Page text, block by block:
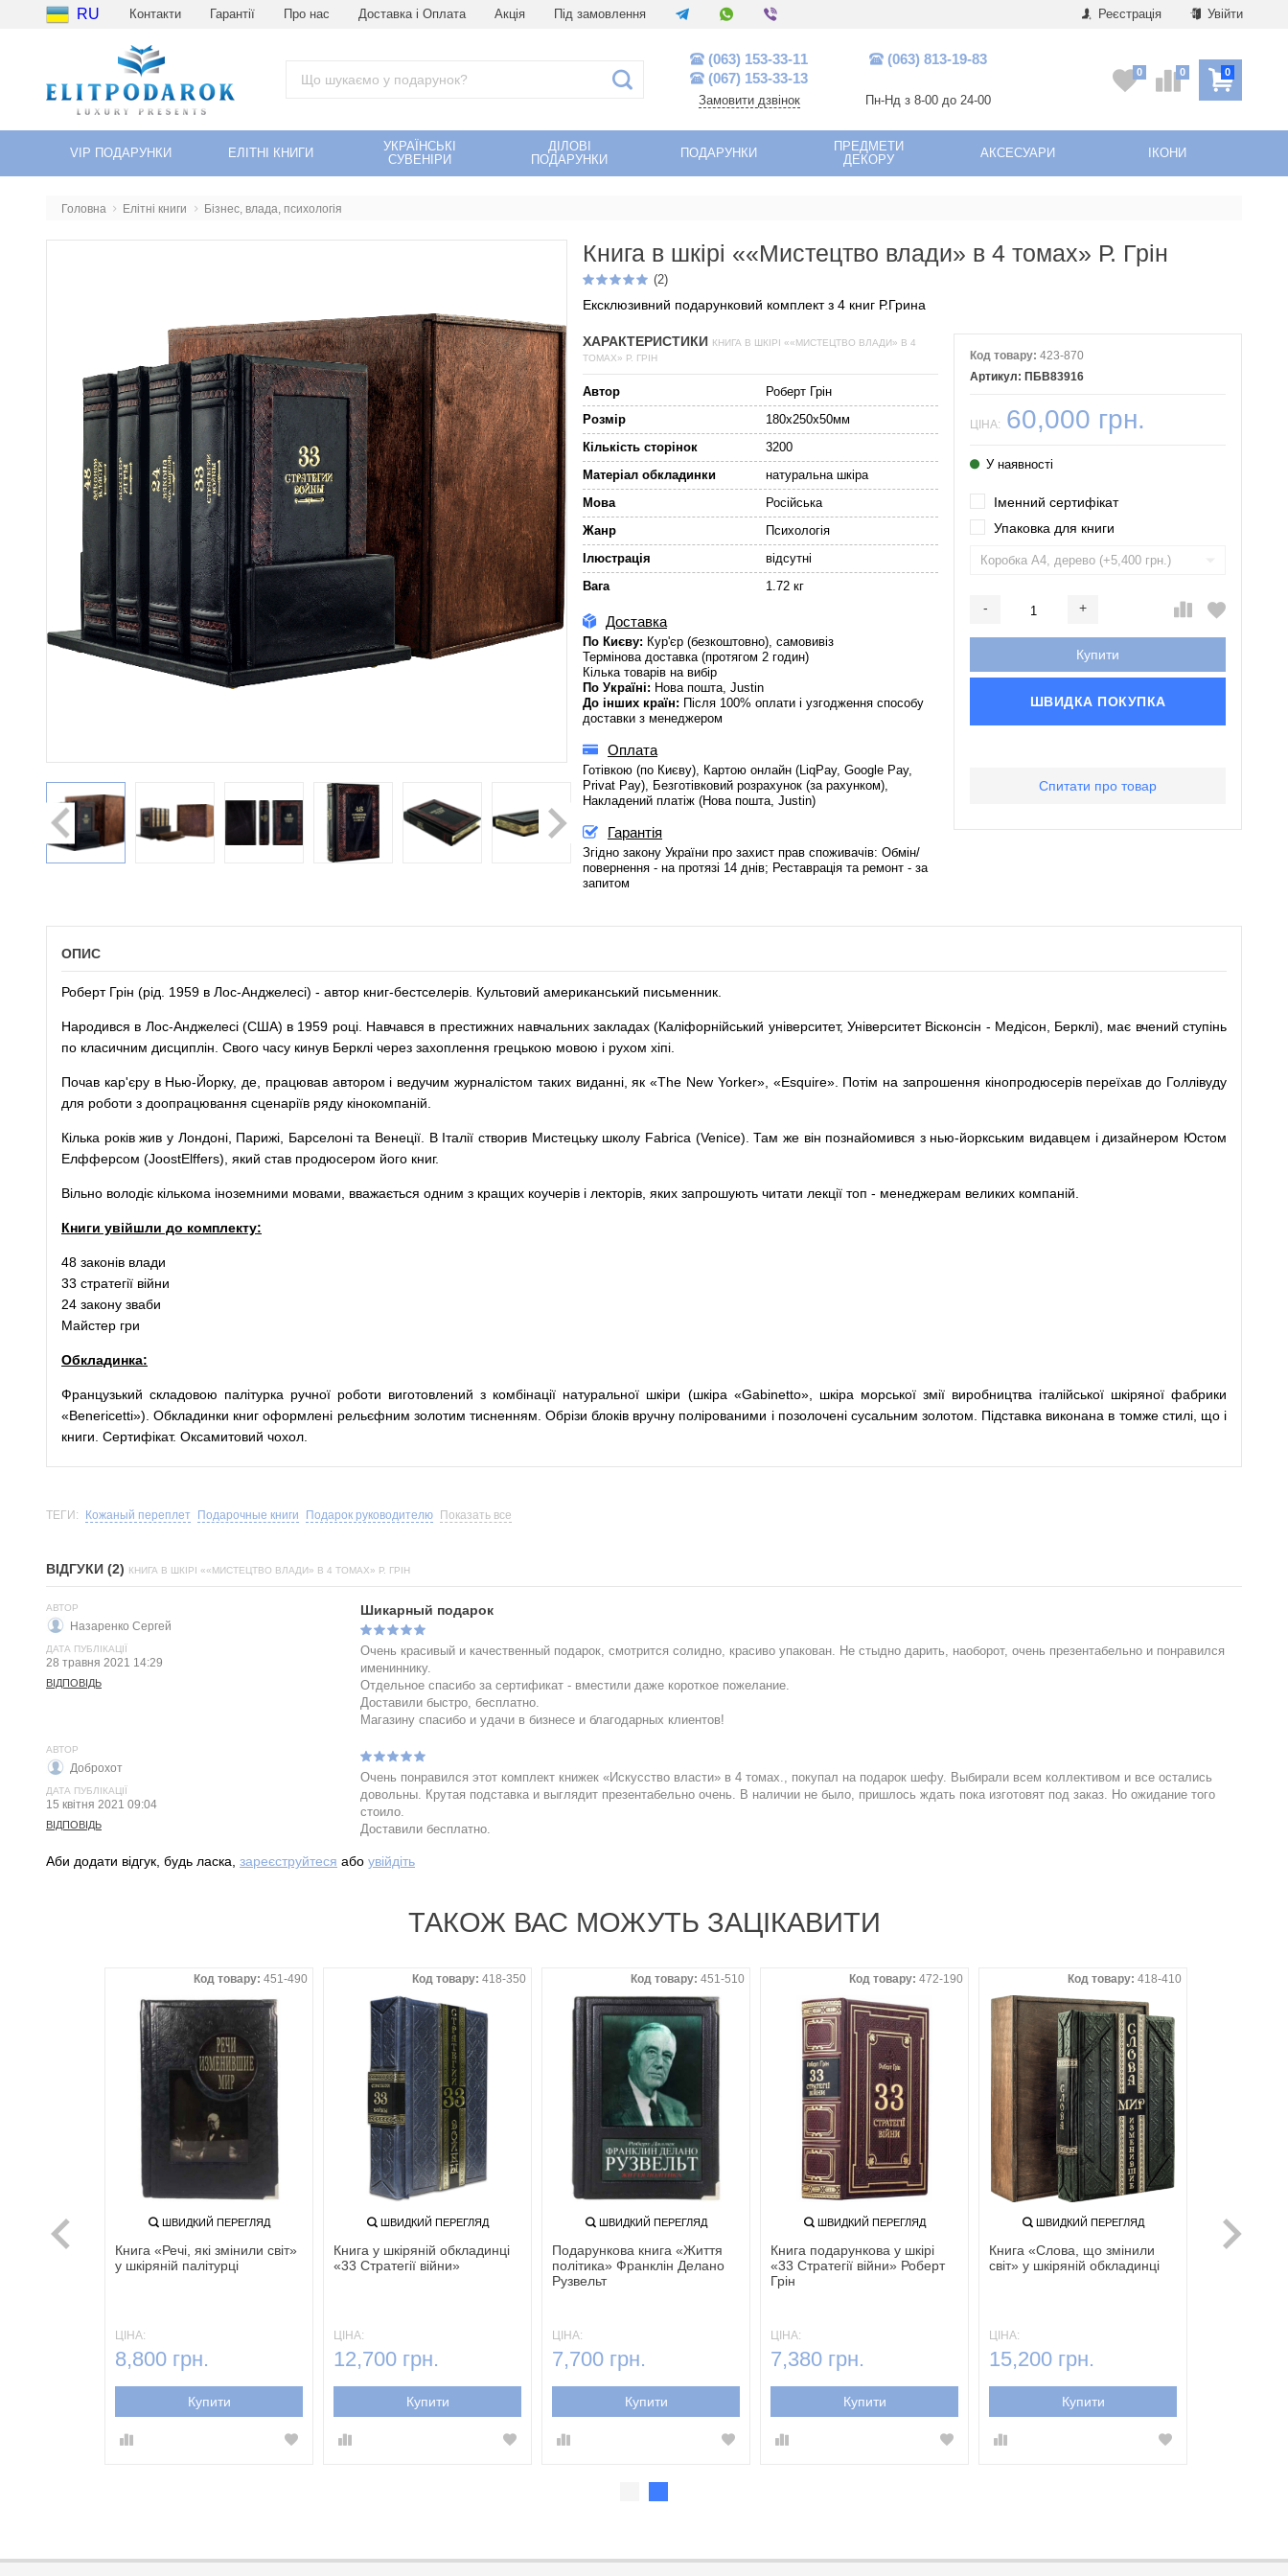
RU Контакти Гарантії Про нас Доставка і Оплата Акція Під замовлення Реєстрація Увійти
(063) 153-33-11
(067) 153-33-13
Замовити дзвінок
(063) 813-19-83
Пн-Нд з 8-00 до 24-00
0
0 0
VIP ПОДАРУНКИ ЕЛІТНІ КНИГИ
УКРАЇНСЬКІ
СУВЕНІРИ
ДІЛОВІ
ПОДАРУНКИ
ПОДАРУНКИ
ПРЕДМЕТИ
ДЕКОРУ
АКСЕСУАРИ ІКОНИ
Головна Елітні книги Бізнес, влада, психологія
Книга в шкірі ««Мистецтво влади» в 4 томах» Р. Грін
(2)
Ексклюзивний подарунковий комплект з 4 книг Р.Грина
Код товару: 423-870
ПБВ83916
ЦІНА: 60,000 грн.
У наявності
Iменний сертифікат
Упаковка для книги
- +
Купити
ШВИДКА ПОКУПКА
Спитати про товар
ХАРАКТЕРИСТИКИ КНИГА В ШКІРІ ««МИСТЕЦТВО ВЛАДИ» В 4
ТОМАХ» Р. ГРІН
Автор
Роберт Грін
Розмір
180х250х50мм
Кількість сторінок
3200
Матеріал обкладинки
натуральна шкіра
Мова
Російська
Жанр
Психологія
Ілюстрація
відсутні
Вага
1.72 кг
Доставка
По Києву: Кур'єр (безкоштовно), самовивіз
Термінова доставка (протягом 2 годин)
Кілька товарів на вибір
По Україні: Нова пошта, Justin
До інших країн: Після 100% оплати і узгодження способу
доставки з менеджером
Оплата
Готівкою (по Києву), Картою онлайн (LiqPay, Google Pay,
Privat Pay), Безготівковий розрахунок (за рахунком),
Накладений платіж (Нова пошта, Justin)
Гарантія
Згідно закону України про захист прав споживачів: Обмін/
повернення - на протязі 14 днів; Реставрація та ремонт - за
запитом
ОПИС
Роберт Грін (рід. 1959 в Лос-Анджелесі) - автор книг-бестселерів. Культовий американський письменник.
Народився в Лос-Анджелесі (США) в 1959 році. Навчався в престижних навчальних закладах (Каліфорнійський університет, Університет Вісконсін - Медісон, Берклі), має вчений ступінь
по класичним дисциплін. Свого часу кинув Берклі через захоплення грецькою мовою і рухом хіпі.
Почав кар'єру в Нью-Йорку, де, працював автором і ведучим журналістом таких виданні, як «Тhе New Yorker», «Esquire». Потім на запрошення кінопродюсерів переїхав до Голлівуду
для роботи з доопрацювання сценаріїв ряду кінокомпаній.
Кілька років жив у Лондоні, Парижі, Барселоні та Венеції. В Італії створив Мистецьку школу Fabrica (Venice). Там же він познайомився з нью-йоркським видавцем і дизайнером Юстом
Елфферсом (JoostElffers), який став продюсером його книг.
Вільно володіє кількома іноземними мовами, вважається одним з кращих коучерів і лекторів, яких запрошують читати лекції топ - менеджерам великих компаній.
Книги увійшли до комплекту:
48 законів влади
33 стратегії війни
24 закону зваби
Майстер гри
Обкладинка:
Французький складовою палітурка ручної роботи виготовлений з комбінації натуральної шкіри (шкіра «Gabinetto», шкіра морської змії виробництва італійської шкіряної фабрики
«Benericetti»). Обкладинки книг оформлені рельєфним золотим тисненням. Обрізи блоків вручну полірованими і позолочені сусальним золотом. Підставка виконана в томже стилі, що і
книги. Сертифікат. Оксамитовий чохол.
ТЕГИ: Кожаный переплет Подарочные книги Подарок руководителю Показать все
ВІДГУКИ (2) КНИГА В ШКІРІ ««МИСТЕЦТВО ВЛАДИ» В 4 ТОМАХ» Р. ГРІН
АВТОР
Назаренко Сергей
ДАТА ПУБЛІКАЦІЇ
28 травня 2021 14:29
ВІДПОВІДЬ
Шикарный подарок
Очень красивый и качественный подарок, смотрится солидно, красиво упакован. Не стыдно дарить, наоборот, очень презентабельно и понравился
имениннику.
Отдельное спасибо за сертификат - вместили даже короткое пожелание.
Доставили быстро, бесплатно.
Магазину спасибо и удачи в бизнесе и благодарных клиентов!
АВТОР
Доброхот
ДАТА ПУБЛІКАЦІЇ
15 квітня 2021 09:04
ВІДПОВІДЬ
Очень понравился этот комплект книжек «Искусство власти» в 4 томах., покупал на подарок шефу. Выбирали всем коллективом и все остались
довольны. Крутая подставка и выглядит презентабельно очень. В наличии не было, пришлось ждать пока изготовят под заказ. Но ожидание того
стоило.
Доставили бесплатно.
Аби додати відгук, будь ласка, зареєструйтеся або увійдіть
ТАКОЖ ВАС МОЖУТЬ ЗАЦІКАВИТИ
Код товару: 451-490
ШВИДКИЙ ПЕРЕГЛЯД
Книга «Речі, які змінили світ»
у шкіряній палітурці
ЦІНА:
8,800 грн.
Купити
Код товару: 418-350
ШВИДКИЙ ПЕРЕГЛЯД
Книга у шкіряній обкладинці
«33 Стратегії війни»
ЦІНА:
12,700 грн.
Купити
Код товару: 451-510
ШВИДКИЙ ПЕРЕГЛЯД
Подарункова книга «Життя
політика» Франклін Делано
Рузвельт
ЦІНА:
7,700 грн.
Купити
Код товару: 472-190
ШВИДКИЙ ПЕРЕГЛЯД
Книга подарункова у шкірі
«33 Стратегії війни» Роберт
Грін
ЦІНА:
7,380 грн.
Купити
Код товару: 418-410
ШВИДКИЙ ПЕРЕГЛЯД
Книга «Слова, що змінили
світ» у шкіряній обкладинці
ЦІНА:
15,200 грн.
Купити